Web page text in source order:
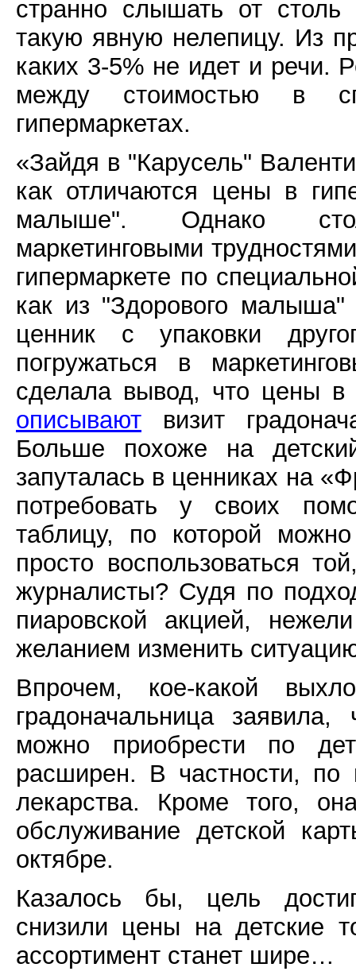
странно слышать от
такую явную нелепицу. Из
каких 3-5% не идет и речи.
между стоимостью в
гипермаркетах.
«Зайдя в "Карусель"
как отличаются цены в
малыше". Однако
маркетинговыми
гипермаркете по
как из "Здорового
ценник с упаковки
погружаться в
сделала вывод, что цены в
описывают визит
Больше похоже на
запуталась в ценниках на
потребовать у своих
таблицу, по которой
просто воспользоваться
журналисты? Судя по
пиаровской акцией,
желанием изменить
Впрочем, кое-какой
градоначальница
можно приобрести по
расширен. В частности, по
лекарства. Кроме того,
обслуживание детской
октябре.
Казалось бы, цель
снизили цены на детские
ассортимент станет шире…